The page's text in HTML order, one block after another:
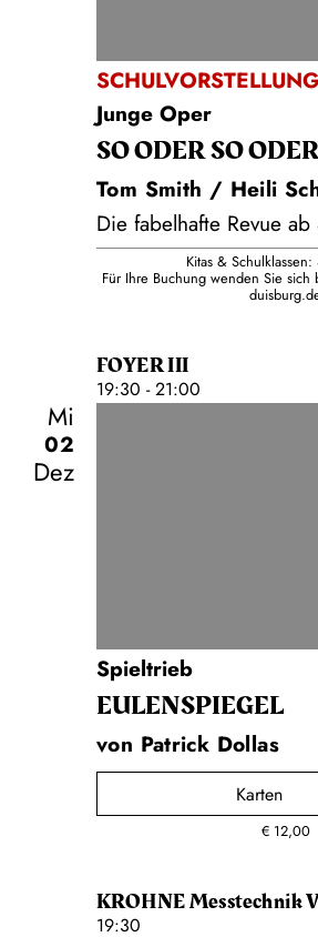
SCHULVORSTELLUNG
Junge Oper
SO ODER SO
Tom Smith / Heili
Die fabelhafte Revue ab
Kitas &
Für Ihre Buchung wenden Sie sich
FOYER III
19:30 - 21:00
Mi
02
Dez
Spieltrieb
EULENSPIEGEL
von Patrick Dollas
Karten
€ 12,00
KROHNE Messtechnik
19:30